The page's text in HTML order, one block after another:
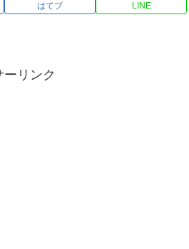
はてブ LINE
ーリンク